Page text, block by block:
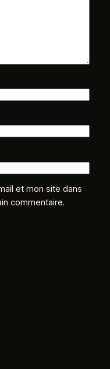
et mon site dans
commentaire.